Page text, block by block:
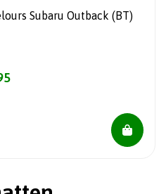
Subaru Outback (BT)